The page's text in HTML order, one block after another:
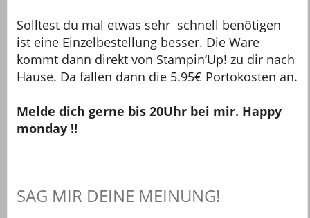
Solltest du mal etwas sehr schnell benötigen
ist eine Einzelbestellung besser. Die Ware
kommt dann direkt von Stampin’Up! zu dir nach
Hause. Da fallen dann die 5.95€ Portokosten an.
Melde dich gerne bis 20Uhr bei mir. Happy
monday !!
SAG MIR DEINE MEINUNG!